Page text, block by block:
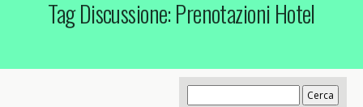
Tag Discussione: Prenotazioni Hotel